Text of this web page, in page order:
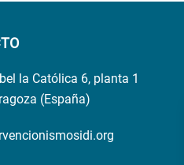
la Católica 6, planta 1
(España)